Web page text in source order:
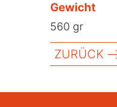
Gewicht
560 gr
ZURÜCK